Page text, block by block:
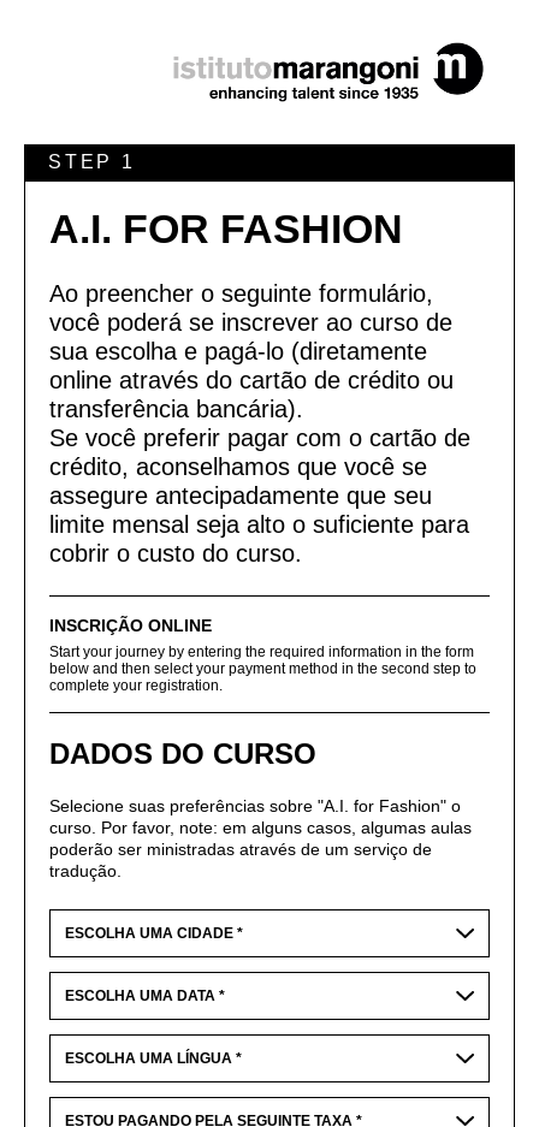
STEP 1
A.I. FOR FASHION
Ao preencher o seguinte formulário,
você poderá se inscrever ao curso de
sua escolha e pagá-lo (diretamente
online através do cartão de crédito ou
transferência bancária).
Se você preferir pagar com o cartão de
crédito, aconselhamos que você se
assegure antecipadamente que seu
limite mensal seja alto o suficiente para
cobrir o custo do curso.
INSCRIÇÃO ONLINE
Start your journey by entering the required information in the form
below and then select your payment method in the second step to
complete your registration.
DADOS DO CURSO
Selecione suas preferências sobre "A.I. for Fashion" o
curso. Por favor, note: em alguns casos, algumas aulas
poderão ser ministradas através de um serviço de
tradução.